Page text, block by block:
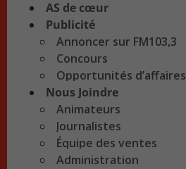
AS de cœur
Publicité
Annoncer sur FM103,3
Concours
Opportunités d’affaires
Nous Joindre
Animateurs
Journalistes
Équipe des ventes
Administration